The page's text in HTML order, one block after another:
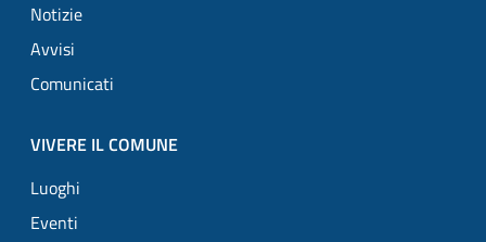
Notizie
Avvisi
Comunicati
VIVERE IL COMUNE
Luoghi
Eventi